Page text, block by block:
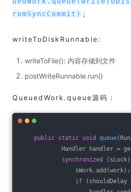
romSyncCommit) ;
writeToDiskRunnable:
writeToFile(): 内容存储到文件
postWriteRunnable.run()
QueuedWork.queue源码：
public static void queue
Handler handler =
synchronized
sWork.add(work);
if (shouldDelay